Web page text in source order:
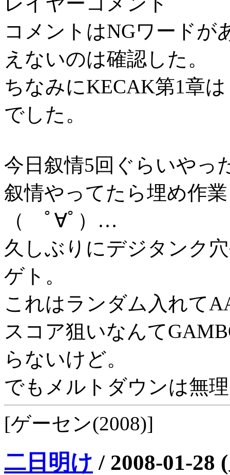
コメントはNGワードが
えないのは確認した。
ちなみにKECAK第1章
でした。
今日叙情5回ぐらいやっ
叙情やってたら埋め作
（ ﾟ∀ﾟ）…
久しぶりにデジタンク
ゲト。
これはランダム入れて
スコア狙いなんて
らないけど。
でもメルトダウンは無
[ゲーセン(2008)]
二日明け / 2008-01-28